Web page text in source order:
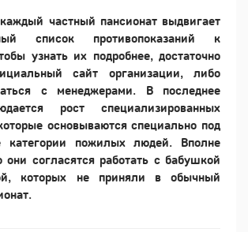
частный пансионат выдвигает
список противопоказаний к
узнать их подробнее, достаточно
сайт организации, либо
с менеджерами. В последнее
рост специализированных
основываются специально под
категории пожилых людей. Вполне
они согласятся работать с бабушкой
которых не приняли в обычный